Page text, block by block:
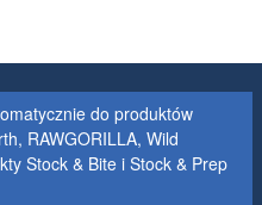
do produktów
RAWGORILLA, Wild
Stock & Bite i Stock & Prep